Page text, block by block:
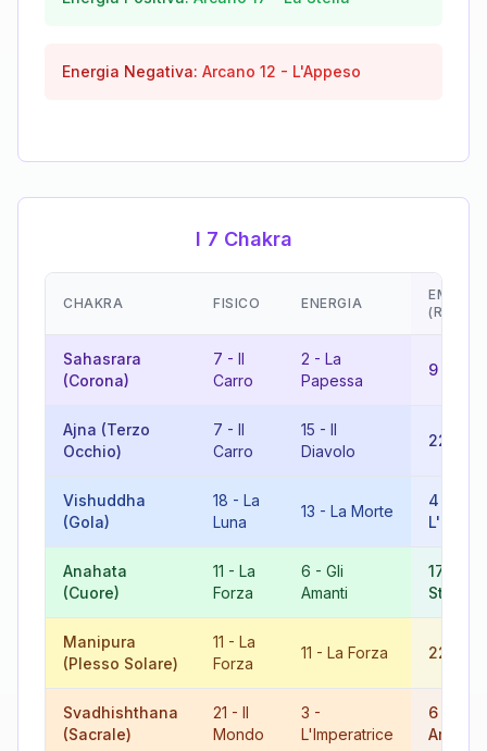
Energia Negativa: Arcano 12 - L'Appeso
I 7 Chakra
CHAKRA FISICO ENERGIA
Sahasrara
(Corona)
7 - Il
Carro
2 - La
Papessa
9
Ajna (Terzo
Occhio)
7 - Il
Carro
15 - Il
Diavolo
22
Vishuddha
(Gola)
18 - La
Luna
13 - La Morte
4
Anahata
(Cuore)
11 - La
Forza
6 - Gli
Amanti
17
Stella
Manipura
(Plesso Solare)
11 - La
Forza
11 - La Forza 22
Svadhishthana
(Sacrale)
21 - Il
Mondo
3 -
L'Imperatrice
6
Amanti